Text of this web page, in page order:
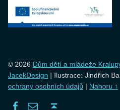
© 2026 Dům dětí a mládeže
JacekDesign | Ilustrace: Jindřich
ochrany osobních údajů | Nahoru ↑